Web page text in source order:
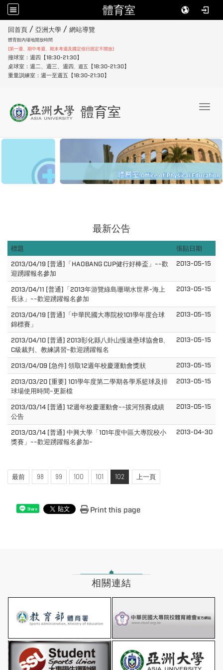
體育室
回首頁 / 亞洲大學 / 網站導覽
體育館內場地開放時間
(第一週、期中考週、期末考週及國定假日固定不開放)
撞球室：週四【18:30-21:30】
桌球室：週二、週三、週四、 週五
【18:30-21:30】
重量訓練室：週一至週五【18:30-21:30】
體育室
最新公告
標題
張貼日期
2013/04/19 [普通]「HAOBANG CUP健行好棒盃」~~歡
迎踴躍報名參加
2013-05-15
2013/04/11 [普通]「2013年游覽綠島珊瑚水世界-海上
長泳」~~歡迎踴躍報名參加
2013-05-15
2013/04/19 [普通]「中華民國大專院校101學年度合球
錦標賽」
2013-05-15
2013/04/10 [普通] 2013彰化縣八卦山慢速壘球協會B、
C級裁判、教練講習~歡迎踴躍報名
2013-05-15
2013/04/09 [急件] 領取12週年校慶運動會獎狀 2013-05-15
2013/03/20 [重要] 101學年度第二學期各學系籃球及排
球場使用時間~更新檔
2013-05-15
2013/03/14 [普通] 12週年校慶運動會~~拔河預賽成績
公告
2013-05-15
2013/03/14 [普通] 中興大學「101年度中區大專院校小
獎賽」~~歡迎踴躍報名參加~
2013-04-30
最前 98 99 100 101 102 上一頁
Share Print this page
相關連結